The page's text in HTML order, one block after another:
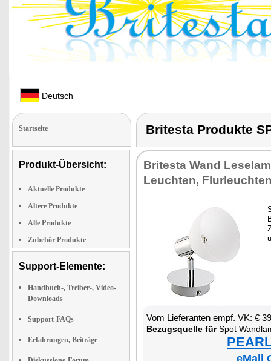
Deutsch
Startseite
Produkt-Übersicht:
Aktuelle Produkte
Ältere Produkte
Alle Produkte
Zubehör Produkte
Support-Elemente:
Handbuch-, Treiber-, Video-
Downloads
Support-FAQs
Erfahrungen, Beiträge
Britesta Produkte
Bri­tes­ta Wand
Leuch­ten,
Vom Lie­fe­ran­ten empf. VK: €
Be­zugs­quel­le fürSpot
eMall